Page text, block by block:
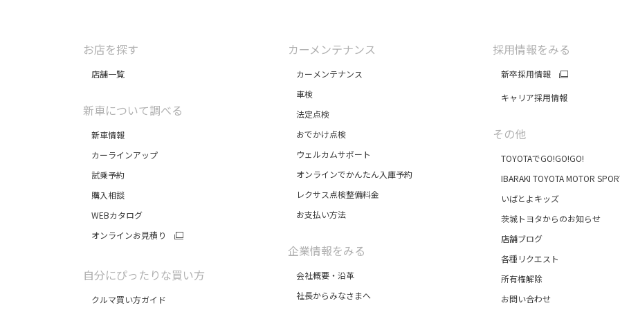
お店を探す
店舗一覧
新車について調べる
新車情報
カーラインアップ
試乗予約
購入相談
WEBカタログ
オンラインお見積り
自分にぴったりな買い方
クルマ買い方ガイド
カーメンテナンス
カーメンテナンス
車検
法定点検
おでかけ点検
ウェルカムサポート
オンラインでかんたん入庫予約
レクサス点検整備料金
お支払い方法
企業情報をみる
会社概要・沿革
社長からみなさまへ
採用情報をみる
新卒採用情報
キャリア採用情報
その他
TOYOTAでGO!GO!GO!
IBARAKI TOYOTA MOTOR
いばとよキッズ
茨城トヨタからのお知らせ
店舗ブログ
各種リクエスト
所有権解除
お問い合わせ